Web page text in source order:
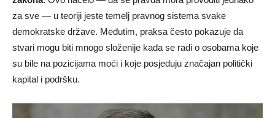
za sve — u teoriji jeste temelj pravnog sistema svake
demokratske države. Međutim, praksa često pokazuje da
stvari mogu biti mnogo složenije kada se radi o osobama koje
su bile na pozicijama moći i koje posjeduju značajan politički
kapital i podršku.